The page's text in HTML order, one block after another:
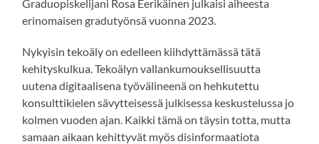
Graduopiskelijani Rosa Eerikäinen julkaisi aiheesta
erinomaisen gradutyönsä vuonna 2023.
Nykyisin tekoäly on edelleen kiihdyttämässä tätä
kehityskulkua. Tekoälyn vallankumouksellisuutta
uutena digitaalisena työvälineenä on hehkutettu
konsulttikielen sävytteisessä julkisessa keskustelussa jo
kolmen vuoden ajan. Kaikki tämä on täysin totta, mutta
samaan aikaan kehittyvät myös disinformaatiota